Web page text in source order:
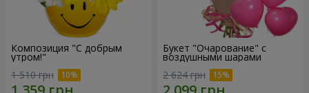
Композиция "С добрым
утром!"
1 510 грн
Букет "Очарование" с
воздушными шарами
2 624 грн